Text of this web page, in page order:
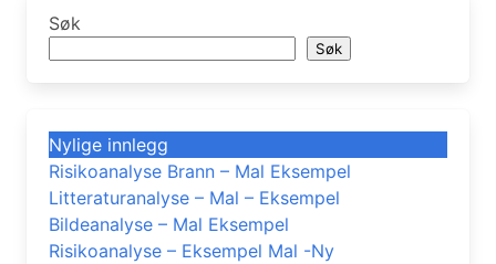
Søk
Søk
Nylige innlegg
Risikoanalyse Brann – Mal Eksempel
Litteraturanalyse – Mal – Eksempel
Bildeanalyse – Mal Eksempel
Risikoanalyse – Eksempel Mal -Ny